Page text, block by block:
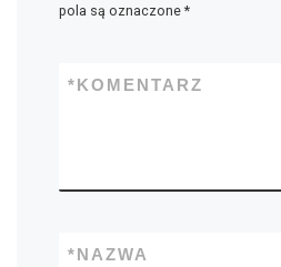
pola są oznaczone *
KOMENTARZ
*
NAZWA
*